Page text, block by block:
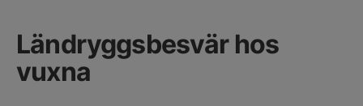
Ländryggsbesvär hos
vuxna